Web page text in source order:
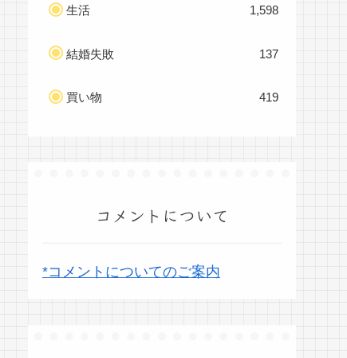
生活 1,598
結婚失敗 137
買い物 419
コメントについて
*コメントについてのご案内